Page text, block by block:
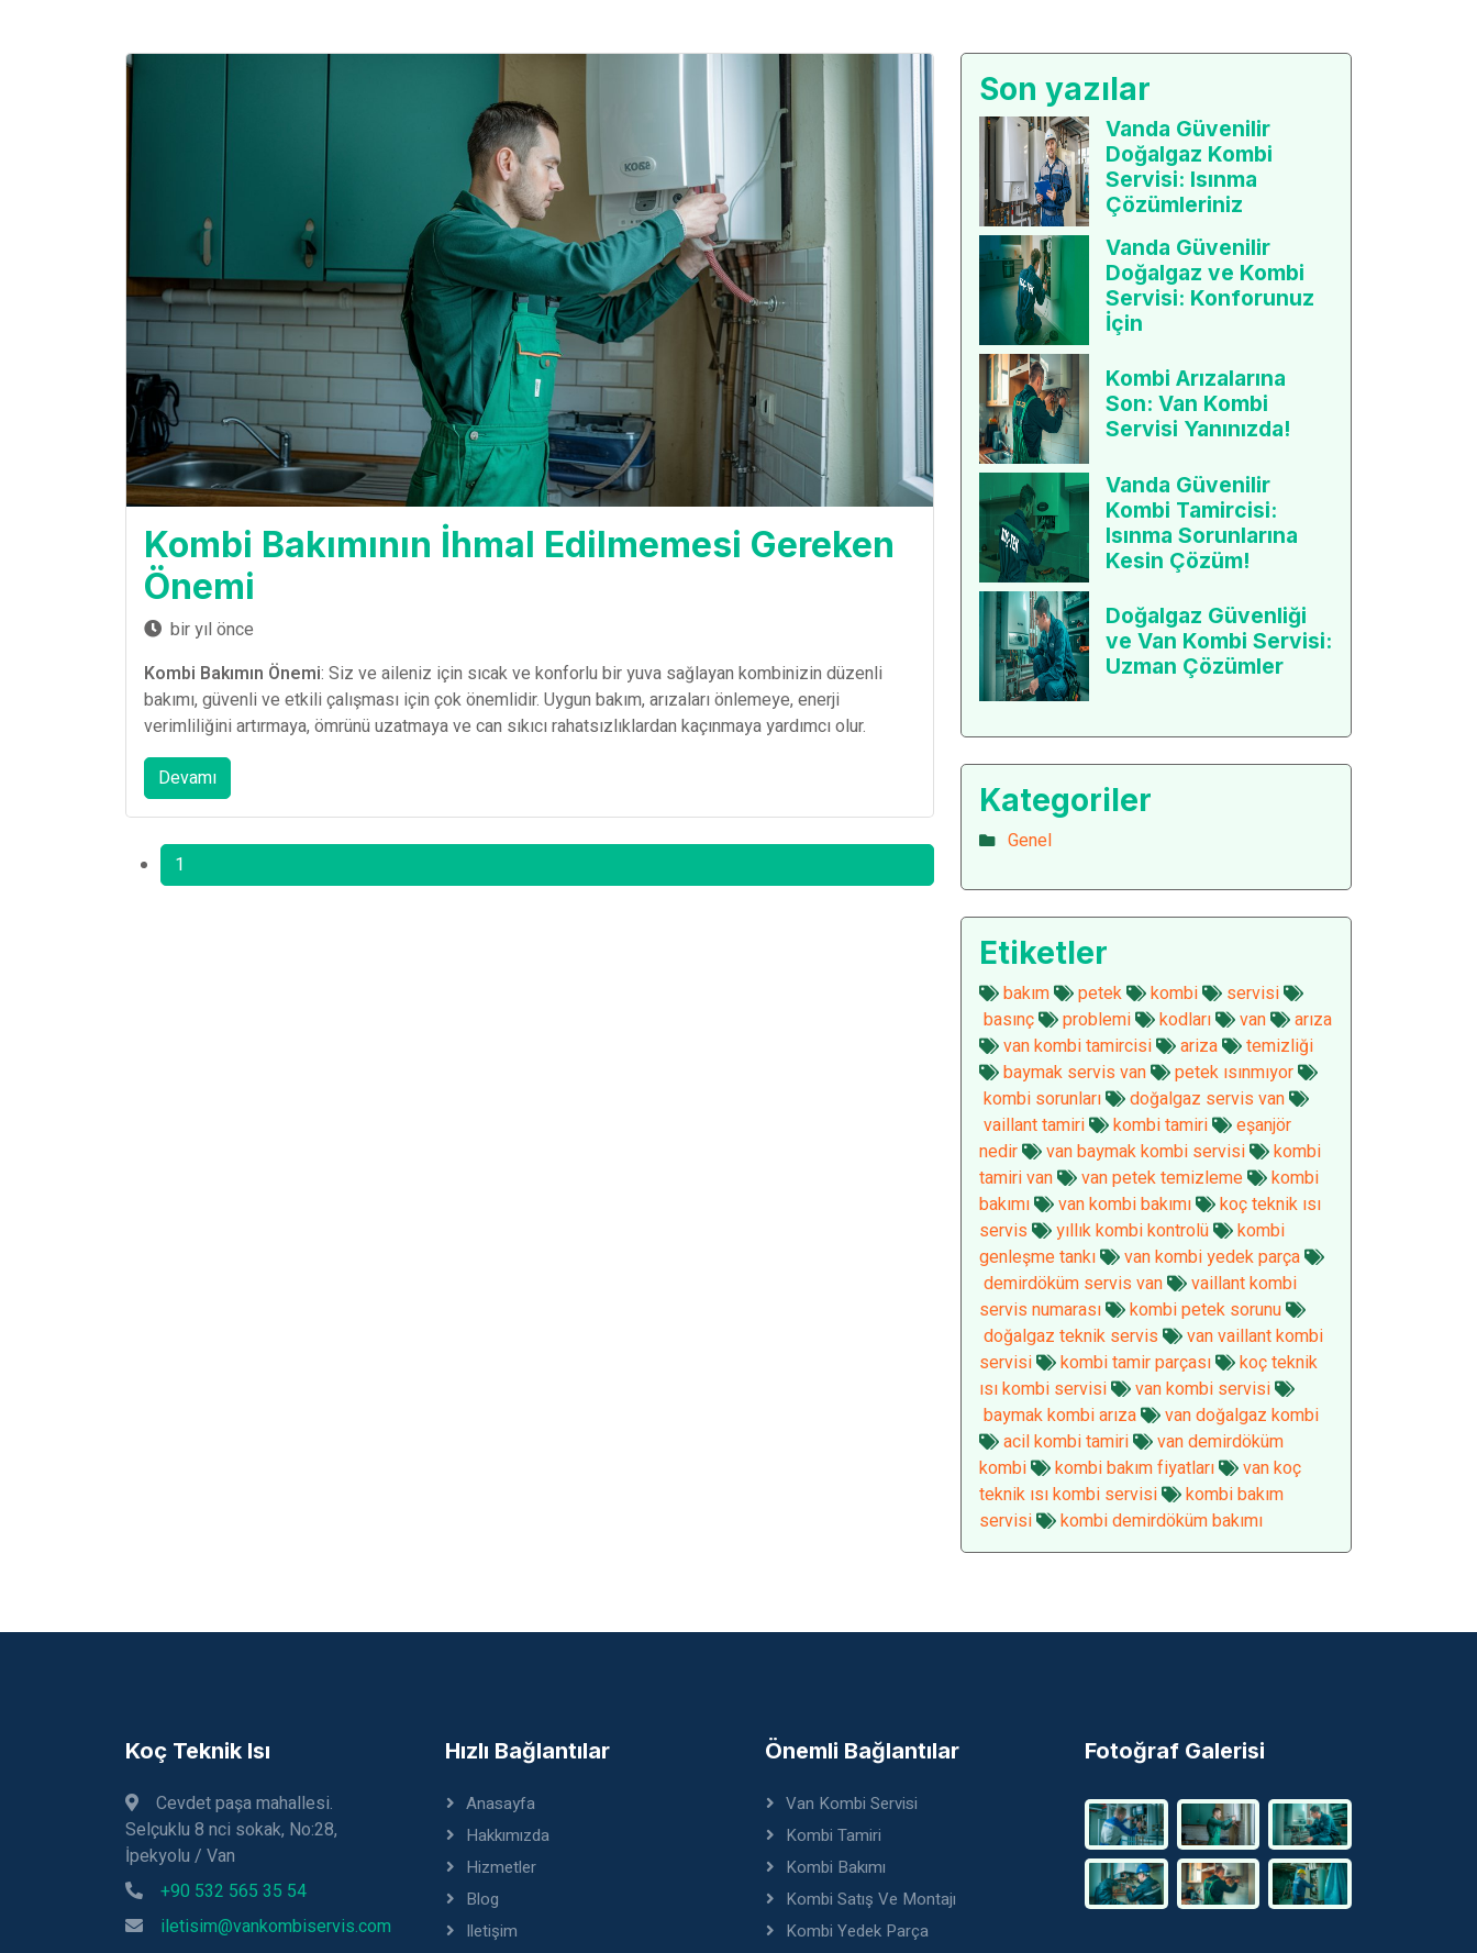
Kombi Bakımının İhmal Edilmemesi Gereken
Önemi
bir yıl önce
Kombi Bakımın Önemi: Siz ve aileniz için sıcak ve konforlu bir yuva sağlayan kombinizin düzenli
bakımı, güvenli ve etkili çalışması için çok önemlidir. Uygun bakım, arızaları önlemeye, enerji
verimliliğini artırmaya, ömrünü uzatmaya ve can sıkıcı rahatsızlıklardan kaçınmaya yardımcı olur.
Devamı
1
Son yazılar
Vanda Güvenilir
Doğalgaz Kombi
Servisi: Isınma
Çözümleriniz
Vanda Güvenilir
Doğalgaz ve Kombi
Servisi: Konforunuz
İçin
Kombi Arızalarına
Son: Van Kombi
Servisi Yanınızda!
Vanda Güvenilir
Kombi Tamircisi:
Isınma Sorunlarına
Kesin Çözüm!
Doğalgaz Güvenliği
ve Van Kombi Servisi:
Uzman Çözümler
Kategoriler
Genel
Etiketler
bakım petek kombi
servisi
basınç
problemi kodları van
arıza
van kombi tamircisi
ariza
temizliği
baymak servis van
petek ısınmıyor
kombi sorunları
doğalgaz servis van
vaillant tamiri
kombi tamiri
eşanjör
nedir
van baymak kombi servisi
kombi
tamiri van
van petek temizleme
kombi
bakımı
van kombi bakımı
koç teknik ısı
servis
yıllık kombi kontrolü
kombi
genleşme tankı
van kombi yedek parça
demirdöküm servis van
vaillant kombi
servis numarası
kombi petek sorunu
doğalgaz teknik servis
van vaillant kombi
servisi
kombi tamir parçası
koç teknik
ısı kombi servisi
van kombi servisi
baymak kombi arıza
van doğalgaz kombi
acil kombi tamiri
van demirdöküm
kombi
kombi bakım fiyatları
van koç
teknik ısı kombi servisi
kombi bakım
servisi
kombi demirdöküm bakımı
Koç Teknik Isı
Cevdet paşa mahallesi.
Selçuklu 8 nci sokak, No:28,
İpekyolu / Van
+90 532 565 35 54
iletisim@vankombiservis.com
Hızlı Bağlantılar
Anasayfa
Hakkımızda
Hizmetler
Blog
Iletişim
Önemli Bağlantılar
Van Kombi Servisi
Kombi Tamiri
Kombi Bakımı
Kombi Satış Ve Montajı
Kombi Yedek Parça
Fotoğraf Galerisi